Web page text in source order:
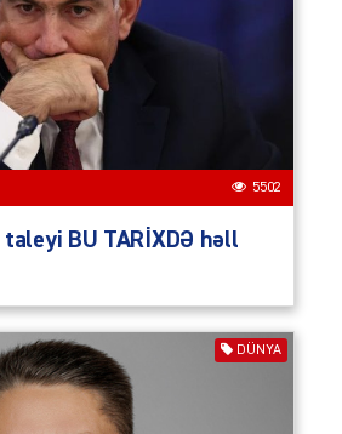
5502
taleyi BU TARİXDƏ həll
DÜNYA